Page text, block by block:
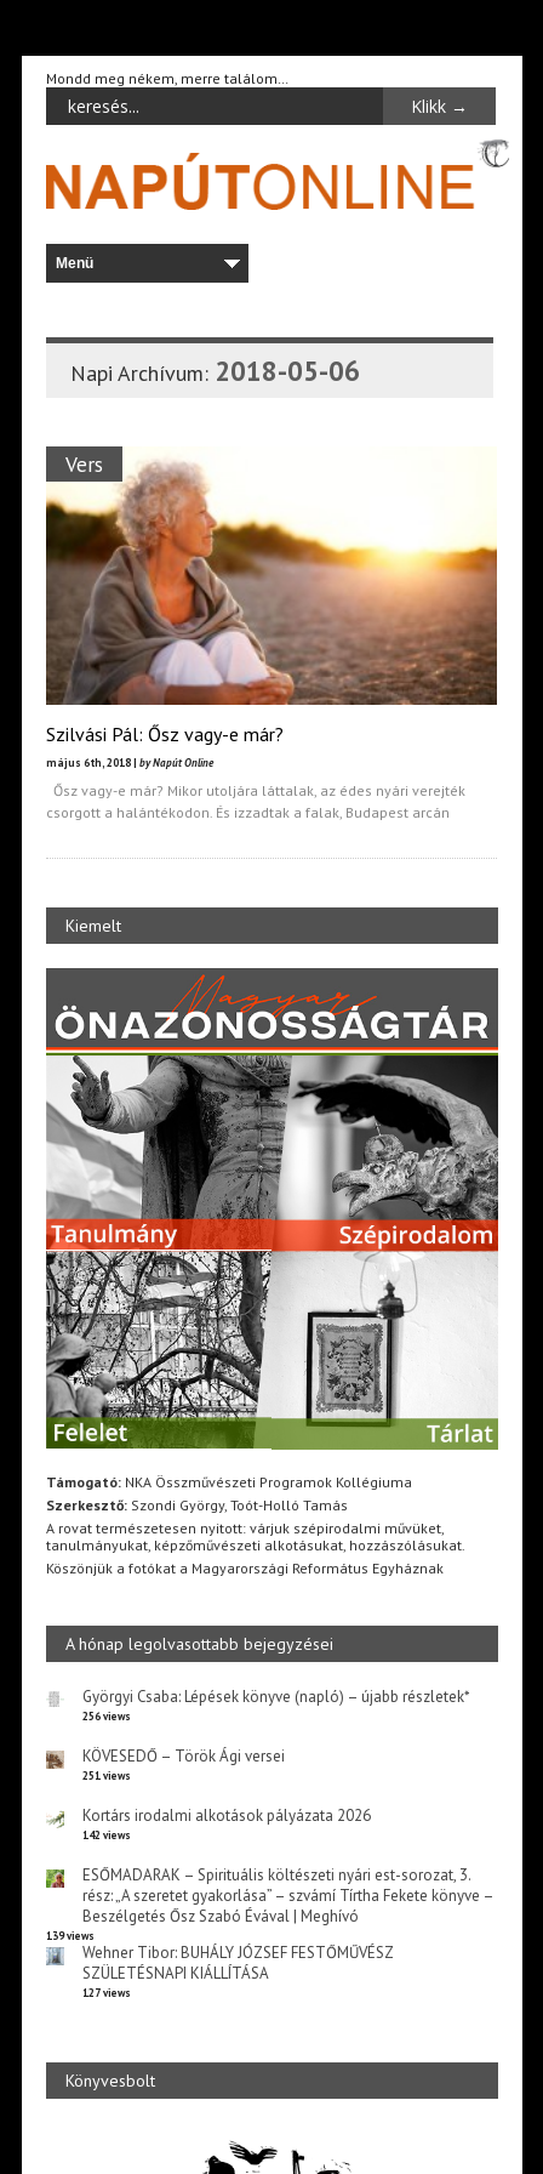
Mondd meg nékem, merre találom…
Napi Archívum: 2018-05-06
Vers
Szilvási Pál: Ősz vagy-e már?
május 6th, 2018 | by Napút Online
Ősz vagy-e már? Mikor utoljára láttalak, az édes nyári verejték
csorgott a halántékodon. És izzadtak a falak, Budapest arcán
Kiemelt
Támogató:NKA Összművészeti Programok Kollégiuma
Szerkesztő:Szondi György, Toót-Holló Tamás
A rovat természetesen nyitott: várjuk szépirodalmi művüket,
tanulmányukat, képzőművészeti alkotásukat, hozzászólásukat.
Köszönjük a fotókat a Magyarországi Református Egyháznak
A hónap legolvasottabb bejegyzései
Györgyi Csaba: Lépések könyve (napló) – újabb részletek*
256 views
KÖVESEDŐ – Török Ági versei
251 views
Kortárs irodalmi alkotások pályázata 2026
142 views
ESŐMADARAK – Spirituális költészeti nyári est-sorozat, 3.
rész: „A szeretet gyakorlása” – szvámí Tírtha Fekete könyve –
Beszélgetés Ősz Szabó Évával | Meghívó
139 views
Wehner Tibor: BUHÁLY JÓZSEF FESTŐMŰVÉSZ
SZÜLETÉSNAPI KIÁLLÍTÁSA
127 views
Könyvesbolt